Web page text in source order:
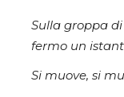
Sulla groppa
fermo un
Si muove, si